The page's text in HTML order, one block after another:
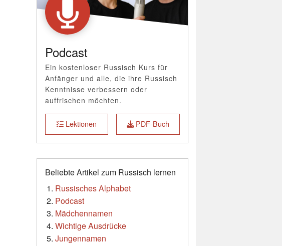
Podcast
Ein kostenloser Russisch Kurs für
Anfänger und alle, die ihre Russisch
Kenntnisse verbessern oder
auffrischen möchten.
Lektionen PDF-Buch
Beliebte Artikel zum Russisch lernen
Russisches Alphabet
Podcast
Mädchennamen
Wichtige Ausdrücke
Jungennamen